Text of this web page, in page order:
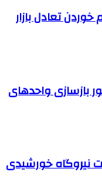
خوردن تعادل بازار
بازسازی واحدهای
نیروگاه خورشیدی